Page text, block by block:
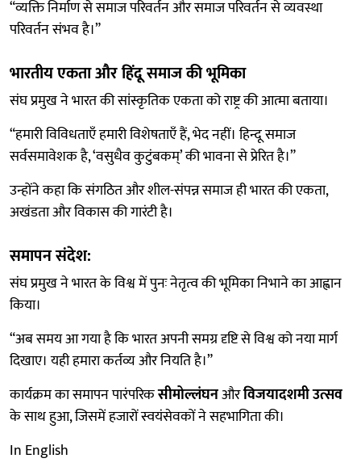
“व्यक्ति निर्माण से समाज परिवर्तन और समाज परिवर्तन से व्यवस्था
परिवर्तन संभव है।”
भारतीय एकता और हिंदू समाज की भूमिका
संघ प्रमुख ने भारत की सांस्कृतिक एकता को राष्ट्र की आत्मा बताया।
“हमारी विविधताएँ हमारी विशेषताएँ हैं, भेद नहीं। हिन्दू समाज
सर्वसमावेशक है, ‘वसुधैव कुटुंबकम्’ की भावना से प्रेरित है।”
उन्होंने कहा कि संगठित और शील-संपन्न समाज ही भारत की एकता,
अखंडता और विकास की गारंटी है।
समापन संदेश:
संघ प्रमुख ने भारत के विश्व में पुनः नेतृत्व की भूमिका निभाने का आह्वान
किया।
“अब समय आ गया है कि भारत अपनी समग्र दृष्टि से विश्व को नया मार्ग
दिखाए। यही हमारा कर्तव्य और नियति है।”
कार्यक्रम का समापन पारंपरिकसीमोल्लंघनऔरविजयादशमी उत्सव
के साथ हुआ, जिसमें हजारों स्वयंसेवकों ने सहभागिता की।
In English